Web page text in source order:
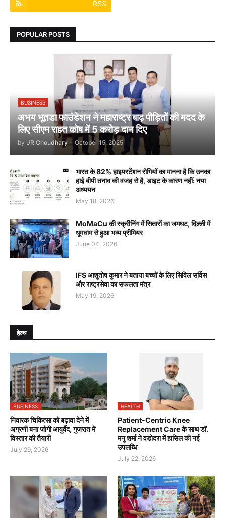
RSS
POPULAR POSTS
BUSINESS
अभय भूतडा फाउंडेशन ने महाराष्ट्र बाढ़ पीड़ितों की मदद के
लिए सीएम राहत कोष में 5 करोड़ दान दिए
by JR Choudhary - October 15, 2025
भारत के 82% हाइपरटेंशन रोगियों का मानना है कि उनका
हाई बीपी तनाव की वजह से है, डाइट के कारण नहीं: नया
अध्ययन
May 18, 2026
MoMaCu की स्क्रीनिंग में सितारों का जमघट, दिल्ली में
धूमधाम से हुआ भव्य प्रीमियर
June 04, 2026
IFS आशुतोष कुमार ने बताया बच्चों के लिए सिविल सर्विस
और राष्ट्रसेवा का सफलता मंत्र
May 19, 2026
हेल्थ
BUSINESS
निवारक चिकित्सा को बढ़ावा देने में
अग्रणी बना जोगी आयुर्वेद, गुजरात में
विस्तार की तैयारी
July 29, 2026
HEALTH
Patient-Centric Knee
Replacement Care के साथ डॉ.
मनु शर्मा ने वडोदरा में हासिल की नई
उपलब्धि
July 22, 2026